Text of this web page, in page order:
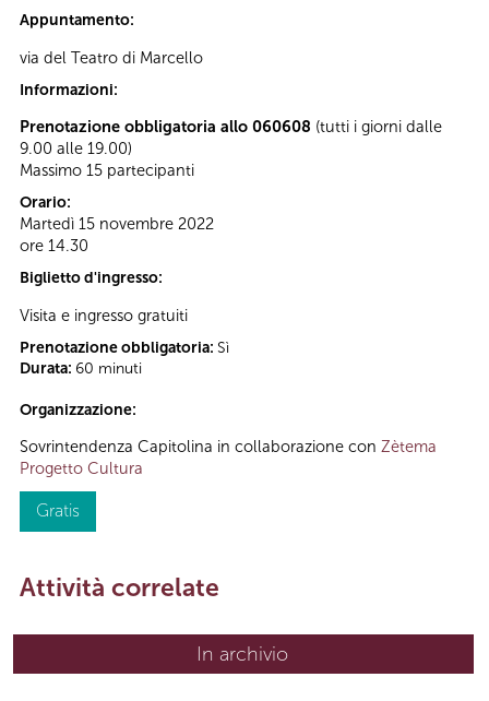
Appuntamento:
via del Teatro di Marcello
Informazioni:
Prenotazione obbligatoria allo 060608 (tutti i giorni dalle
9.00 alle 19.00)
Massimo 15 partecipanti
Orario:
Martedì 15 novembre 2022
ore 14.30
Biglietto d'ingresso:
Visita e ingresso gratuiti
Prenotazione obbligatoria: Sì
Durata: 60 minuti
Organizzazione:
Sovrintendenza Capitolina in collaborazione con Zètema
Progetto Cultura
Gratis
Attività correlate
In archivio